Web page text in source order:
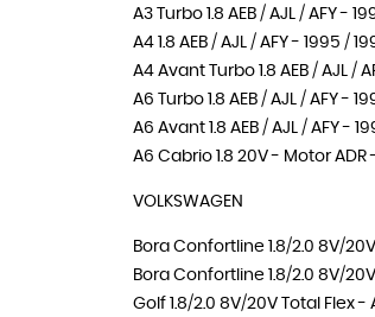
A3 Turbo 1.8 AEB / AJL / AFY -
A4 1.8 AEB / AJL / AFY - 1995 /
A4 Avant Turbo 1.8 AEB / AJL /
A6 Turbo 1.8 AEB / AJL / AFY -
A6 Avant 1.8 AEB / AJL / AFY -
A6 Cabrio 1.8 20V - Motor
VOLKSWAGEN
Bora Confortline 1.8/2.0 8V/
Bora Confortline 1.8/2.0 8V/
Golf 1.8/2.0 8V/20V Total Flex